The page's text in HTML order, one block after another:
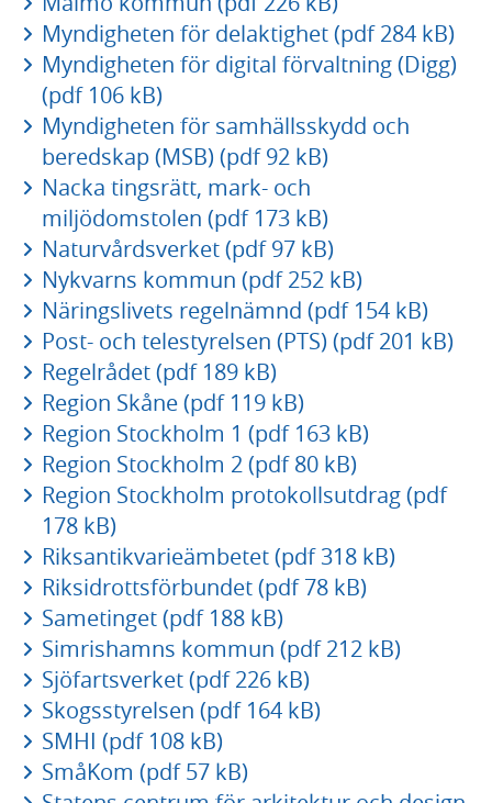
Myndigheten för delaktighet (pdf 284 kB)
Myndigheten för digital förvaltning (Digg)
(pdf 106 kB)
Myndigheten för samhällsskydd och
beredskap (MSB) (pdf 92 kB)
Nacka tingsrätt, mark- och
miljödomstolen (pdf 173 kB)
Naturvårdsverket (pdf 97 kB)
Nykvarns kommun (pdf 252 kB)
Näringslivets regelnämnd (pdf 154 kB)
Post- och telestyrelsen (PTS) (pdf 201 kB)
Regelrådet (pdf 189 kB)
Region Skåne (pdf 119 kB)
Region Stockholm 1 (pdf 163 kB)
Region Stockholm 2 (pdf 80 kB)
Region Stockholm protokollsutdrag (pdf
178 kB)
Riksantikvarieämbetet (pdf 318 kB)
Riksidrottsförbundet (pdf 78 kB)
Sametinget (pdf 188 kB)
Simrishamns kommun (pdf 212 kB)
Sjöfartsverket (pdf 226 kB)
Skogsstyrelsen (pdf 164 kB)
SMHI (pdf 108 kB)
SmåKom (pdf 57 kB)